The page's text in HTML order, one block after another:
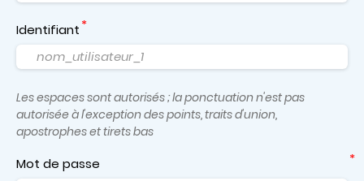
Identifiant
Les espaces sont autorisés ; la ponctuation n'est pas
autorisée à l'exception des points, traits d'union,
apostrophes et tirets bas
Mot de passe